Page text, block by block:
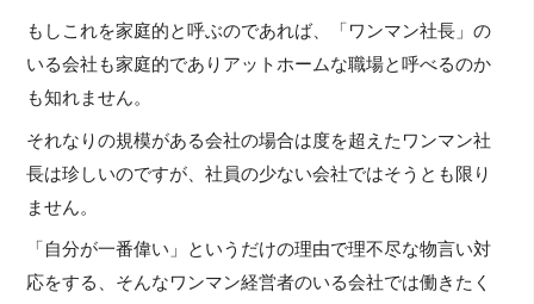
もしこれを家庭的と呼ぶのであれば、「ワンマン社長」の
いる会社も家庭的でありアットホームな職場と呼べるのか
も知れません。
それなりの規模がある会社の場合は度を超えたワンマン社
長は珍しいのですが、社員の少ない会社ではそうとも限り
ません。
「自分が一番偉い」というだけの理由で理不尽な物言い対
応をする、そんなワンマン経営者のいる会社では働きたく